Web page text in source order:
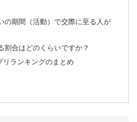
の期間（活動）で交際に至る人が
割合はどのくらいですか？
リランキングのまとめ